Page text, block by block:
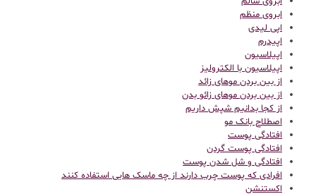
ابروی منظم
اپی لیدی
اپیدرم
اپیلاسیون
اپیلاسیون با الکترولیز
از بین بردن موهای زائد
از بین بردن موهای زائو بدن
از کجا بدانیم شپش داریم
اصطلاح بانک مو
افتادگی پوست
افتادگی پوست گردن
افتادگی و شل شدن پوست
افرادی که پوست چرب دارند از چه ماسک هایی استفاده کنند
اکستنشن